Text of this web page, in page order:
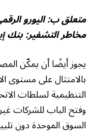
متعلق ب:اليورو
مخاطر التشفير: بنك
يجوز أيضًا أن يمكّن
بالامتثال على مستوى
التنظيمية لسلطات
وفتح الباب للشركات
السوق الموحدة دون